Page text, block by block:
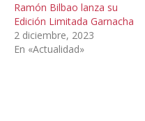
Ramón Bilbao lanza su
Edición Limitada Garnacha
2 diciembre, 2023
En «Actualidad»